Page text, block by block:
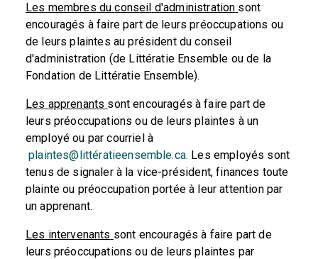
Les membres du conseil d'administration sont
encouragés à faire part de leurs préoccupations ou
de leurs plaintes au président du conseil
d'administration (de Littératie Ensemble ou de la
Fondation de Littératie Ensemble).
Les apprenants sont encouragés à faire part de
leurs préoccupations ou de leurs plaintes à un
employé ou par courriel à
plaintes@littératieensemble.ca. Les employés sont
tenus de signaler à la vice-président, finances toute
plainte ou préoccupation portée à leur attention par
un apprenant.
Les intervenants sont encouragés à faire part de
leurs préoccupations ou de leurs plaintes par